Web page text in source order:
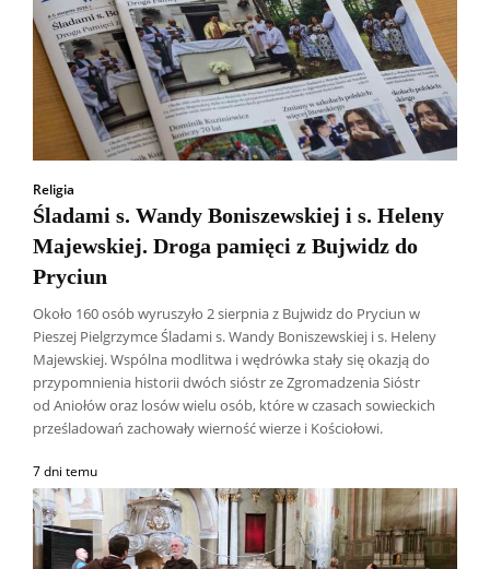
Religia
Śladami s. Wandy Boniszewskiej i s. Heleny
Majewskiej. Droga pamięci z Bujwidz do
Pryciun
Około 160 osób wyruszyło 2 sierpnia z Bujwidz do Pryciun w
Pieszej Pielgrzymce Śladami s. Wandy Boniszewskiej i s. Heleny
Majewskiej. Wspólna modlitwa i wędrówka stały się okazją do
przypomnienia historii dwóch sióstr ze Zgromadzenia Sióstr
od Aniołów oraz losów wielu osób, które w czasach sowieckich
prześladowań zachowały wierność wierze i Kościołowi.
7 dni temu